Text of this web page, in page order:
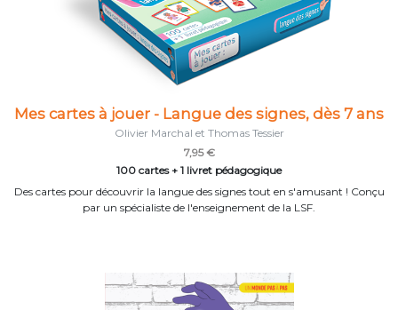
Mes cartes à jouer - Langue des signes, dès 7 ans
Olivier Marchal et Thomas Tessier
7,95 €
100 cartes + 1 livret pédagogique
Des cartes pour découvrir la langue des signes tout en s'amusant ! Conçu
par un spécialiste de l'enseignement de la LSF.